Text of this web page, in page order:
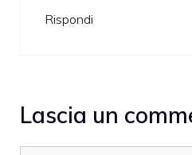
Rispondi
Lascia un